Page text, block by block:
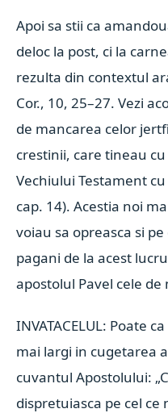
Apoi sa stii ca
deloc la post, ci la
rezulta din contextul
Cor., 10, 25–27. Vezi
de mancarea celor
crestinii, care tineau
Vechiului Testament
cap. 14). Acestia noi
voiau sa opreasca si
pagani de la acest
apostolul Pavel cele de
INVATACELUL: Poate
mai largi in cugetarea
cuvantul Apostolului:
dispretuiasca pe cel ce